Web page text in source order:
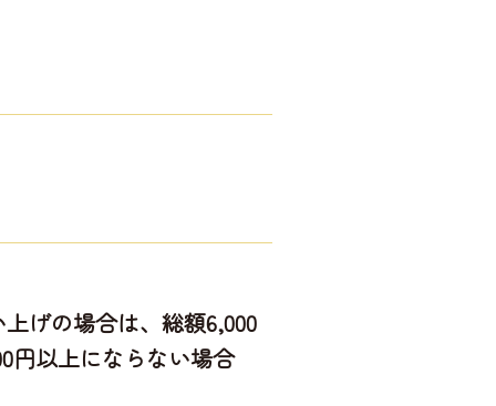
げの場合は、総額6,000
円以上にならない場合